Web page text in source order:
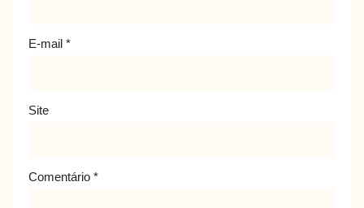
E-mail *
Site
Comentário *